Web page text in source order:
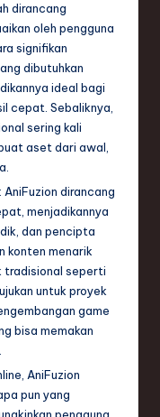
dirancang
oleh pengguna
signifikan
dibutuhkan
ideal bagi
cepat. Sebaliknya,
sering kali
aset dari awal,
: AniFuzion dirancang
menjadikannya
dan pencipta
konten menarik
tradisional seperti
untuk proyek
game
bisa memakan
AniFuzion
pun yang